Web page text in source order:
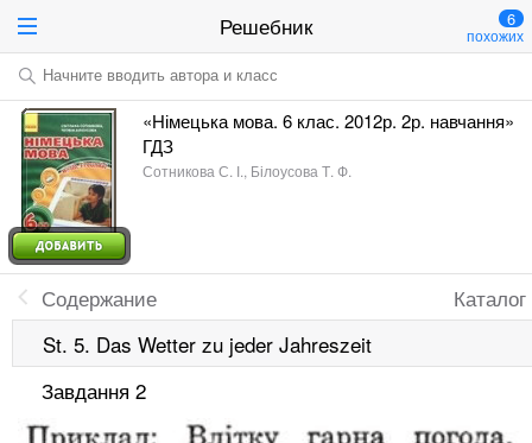
Решебник 6
похожих
Начните вводить автора и класс
«Німецька мова. 6 клас. 2012р. 2р. навчання»
ГДЗ
Сотникова С. І., Білоусова Т. Ф.
Каталог
Содержание
St. 5. Das Wetter zu jeder Jahreszeit
Завдання 2